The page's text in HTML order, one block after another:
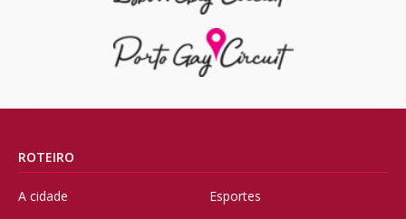
ROTEIRO
A cidade Esportes